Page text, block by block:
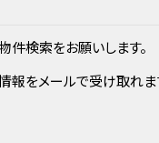
件検索をお願いします。
報をメールで受け取れま